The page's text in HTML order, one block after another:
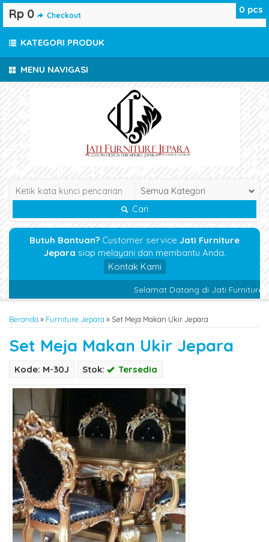
MENU NAVIGASI
Cari
Butuh Bantuan? Customer service Jati Furniture
Jepara siap melayani dan membantu Anda.
Kontak Kami
Selamat Datang di Jati Furniture
Beranda » Furniture Jepara » Set Meja Makan Ukir Jepara
Set Meja Makan Ukir Jepara
Kode: M-30J Stok: Tersedia
0 pcs
Rp 0 Checkout
KATEGORI PRODUK